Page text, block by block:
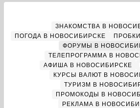
ЗНАКОМСТВА В
ПОГОДА В НОВОСИБИРСКЕ
ФОРУМЫ В
ТЕЛЕПРОГРАММА В
АФИША В НОВОСИБИРСКЕ
КУРСЫ ВАЛЮТ В
ТУРИЗМ В
ПРОМОКОДЫ В
РЕКЛАМА В